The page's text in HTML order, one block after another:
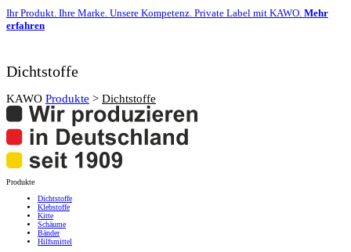
Ihr Produkt. Ihre Marke. Unsere Kompetenz. Private Label mit KAWO. Mehr
erfahren
Dichtstoffe
KAWO Produkte > Dichtstoffe
Produkte
Dichtstoffe
Klebstoffe
Kitte
Schäume
Bänder
Hilfsmittel